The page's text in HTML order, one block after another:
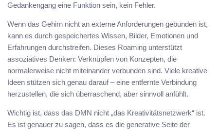
Gedankengang eine Funktion sein, kein Fehler.
Wenn das Gehirn nicht an externe Anforderungen gebunden ist,
kann es durch gespeichertes Wissen, Bilder, Emotionen und
Erfahrungen durchstreifen. Dieses Roaming unterstützt
assoziatives Denken: Verknüpfen von Konzepten, die
normalerweise nicht miteinander verbunden sind. Viele kreative
Ideen stützen sich genau darauf – eine entfernte Verbindung
herzustellen, die sich überraschend, aber sinnvoll anfühlt.
Wichtig ist, dass das DMN nicht „das Kreativitätsnetzwerk“ ist.
Es ist genauer zu sagen, dass es die generative Seite der